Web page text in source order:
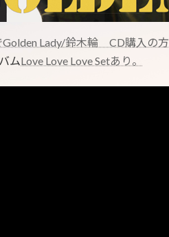
Golden Lady/鈴木輪 CD購入の方
ムLove Love Love Setあり。